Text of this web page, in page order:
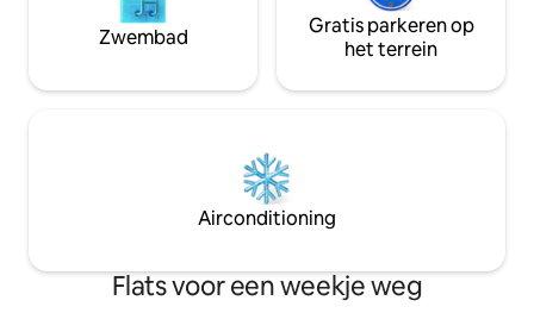
Zwembad
Gratis parkeren op
het terrein
Airconditioning
Flats voor een weekje weg